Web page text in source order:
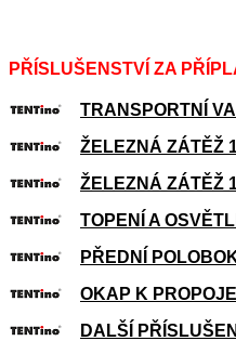
PŘÍSLUŠENSTVÍ ZA
TRANSPORTNÍ
ŽELEZNÁ ZÁTĚŽ
ŽELEZNÁ ZÁTĚŽ
TOPENÍ A
PŘEDNÍ
OKAP K
DALŠÍ